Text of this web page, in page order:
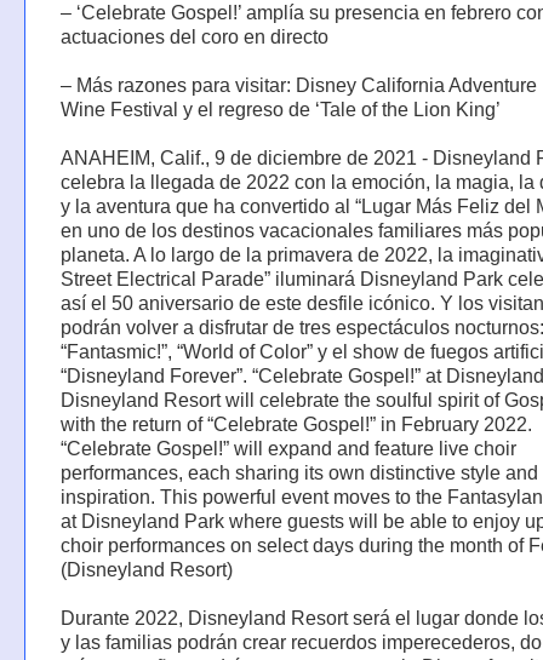
– ‘Celebrate Gospel!’ amplía su presencia en febrero
actuaciones del coro en directo
– Más razones para visitar: Disney California Adventure
Wine Festival y el regreso de ‘Tale of the Lion King’
ANAHEIM, Calif., 9 de diciembre de 2021 - Disneyland
celebra la llegada de 2022 con la emoción, la magia, la
y la aventura que ha convertido al “Lugar Más Feliz del
en uno de los destinos vacacionales familiares más
planeta. A lo largo de la primavera de 2022, la
Street Electrical Parade” iluminará Disneyland Park
así el 50 aniversario de este desfile icónico. Y los
podrán volver a disfrutar de tres espectáculos nocturnos:
“Fantasmic!”, “World of Color” y el show de fuegos
“Disneyland Forever”. “Celebrate Gospel!” at
Disneyland Resort will celebrate the soulful spirit of
with the return of “Celebrate Gospel!” in February 2022.
“Celebrate Gospel!” will expand and feature live choir
performances, each sharing its own distinctive style and
inspiration. This powerful event moves to the
at Disneyland Park where guests will be able to enjoy
choir performances on select days during the month of
(Disneyland Resort)
Durante 2022, Disneyland Resort será el lugar donde
y las familias podrán crear recuerdos imperecederos,